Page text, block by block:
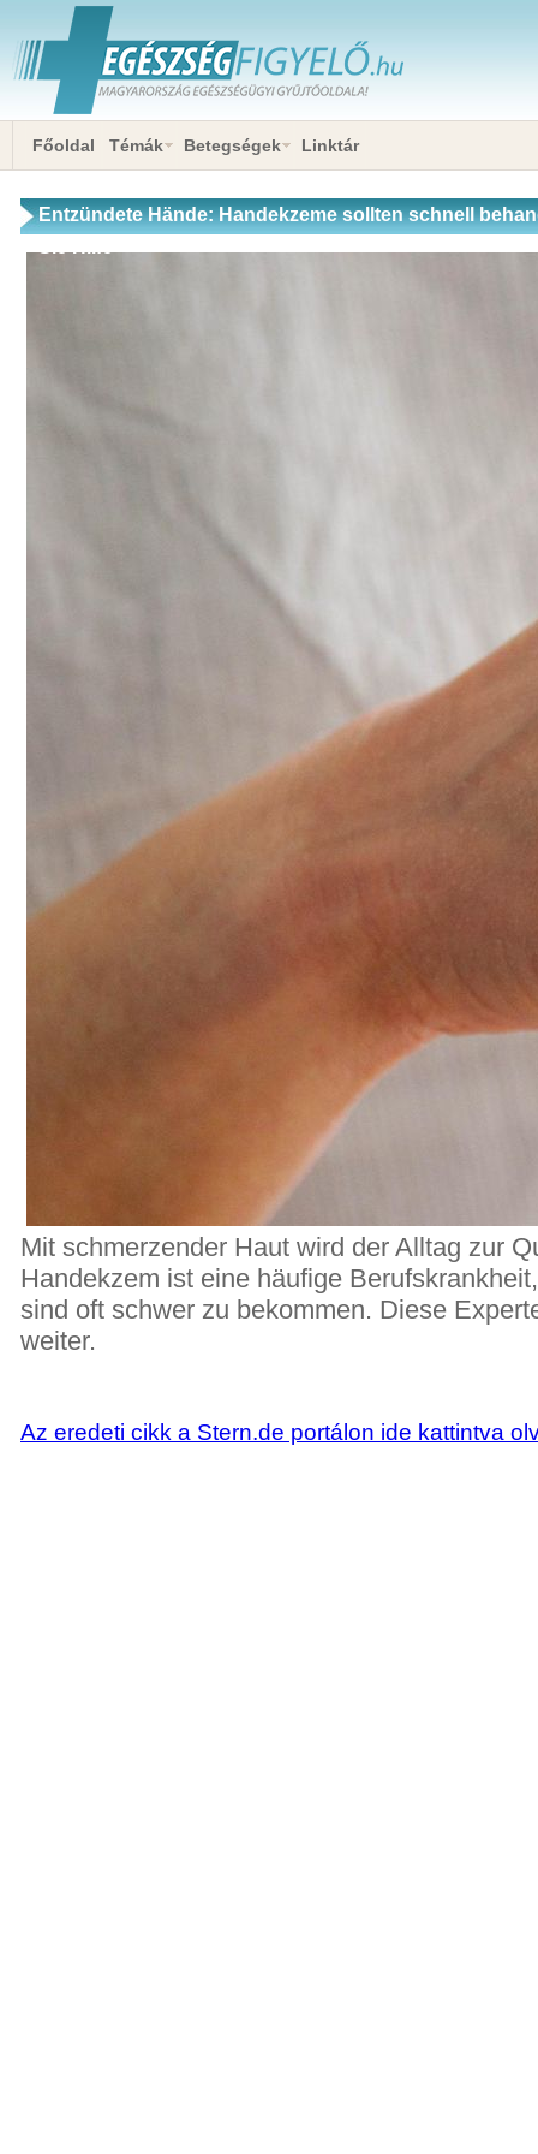
Főoldal Témák Betegségek Linktár
Entzündete Hände: Handekzeme sollten schnell
Mit schmerzender Haut wird der Alltag zur
Handekzem ist eine häufige
sind oft schwer zu bekommen. Diese
weiter.
Az eredeti cikk a Stern.de portálon ide kattintva